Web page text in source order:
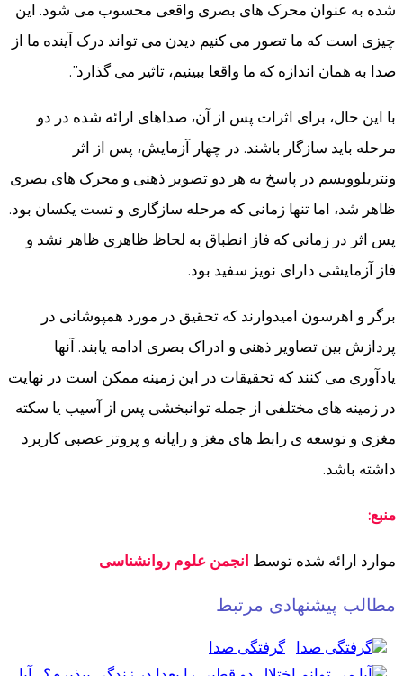
شده به عنوان محرک های بصری واقعی محسوب می شود. این
چیزی است که ما تصور می کنیم دیدن می تواند درک آینده ما از
صدا به همان اندازه که ما واقعا ببینیم، تاثیر می گذارد”.
با این حال، برای اثرات پس از آن، صداهای ارائه شده در دو
مرحله باید سازگار باشند. در چهار آزمایش، پس از اثر
ونتریلوویسم در پاسخ به هر دو تصویر ذهنی و محرک های بصری
ظاهر شد، اما تنها زمانی که مرحله سازگاری و تست یکسان بود.
پس اثر در زمانی که فاز انطباق به لحاظ ظاهری ظاهر نشد و
فاز آزمایشی دارای نویز سفید بود.
برگر و اهرسون امیدوارند که تحقیق در مورد همپوشانی در
پردازش بین تصاویر ذهنی و ادراک بصری ادامه یابند. آنها
یادآوری می کنند که تحقیقات در این زمینه ممکن است در نهایت
در زمینه های مختلفی از جمله توانبخشی پس از آسیب یا سکته
مغزی و توسعه ی رابط های مغز و رایانه و پروتز عصبی کاربرد
داشته باشد.
منبع:
موارد ارائه شده توسط انجمن علوم روانشناسی
مطالب پیشنهادی مرتبط
گرفتگی صدا